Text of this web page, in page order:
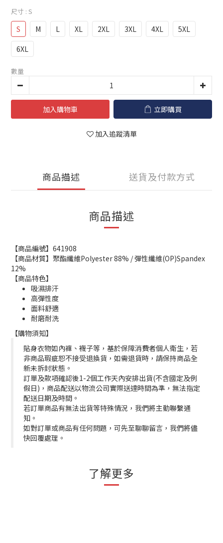
尺寸 : S
S M L XL 2XL 3XL 4XL
5XL
6XL
數量
加入購物車 立即購買
加入追蹤清單
商品描述 送貨及付款方式
商品描述
【商品編號】641908
【商品材質】聚酯纖維Polyester 88% / 彈性纖維(OP)Spandex
12%
【商品特色】
吸濕排汗
高彈性度
面料舒適
耐磨耐洗
【購物須知】
貼身衣物如內褲、襪子等，基於保障消費者個人衛生，若
非商品瑕疵恕不接受退換貨，如需退貨時，請保持商品全
新未拆封狀態。
訂單及款項確認後1-2個工作天內安排出貨(不含國定及例
假日)，商品配送以物流公司實際送達時間為準，無法指定
配送日期及時間。
若訂單商品有無法出貨等特殊情況，我們將主動聯繫通
知。
如對訂單或商品有任何問題，可先至聊聊留言，我們將儘
快回覆處理。
了解更多